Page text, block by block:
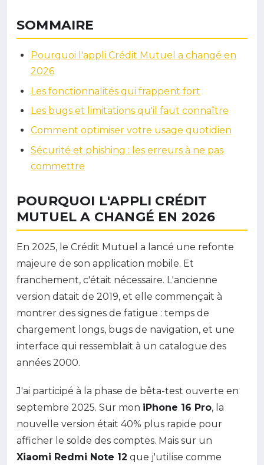
SOMMAIRE
Pourquoi l'appli Crédit Mutuel a changé en
2026
Les fonctionnalités qui frappent fort
Les bugs et limitations qu'il faut connaître
Comment optimiser votre usage quotidien
Sécurité et phishing : les erreurs à ne pas
commettre
POURQUOI L'APPLI CRÉDIT
MUTUEL A CHANGÉ EN 2026
En 2025, le Crédit Mutuel a lancé une refonte
majeure de son application mobile. Et
franchement, c'était nécessaire. L'ancienne
version datait de 2019, et elle commençait à
montrer des signes de fatigue : temps de
chargement longs, bugs de navigation, et une
interface qui ressemblait à un catalogue des
années 2000.
J'ai participé à la phase de bêta-test ouverte en
septembre 2025. Sur mon iPhone 16 Pro, la
nouvelle version était 40% plus rapide pour
afficher le solde des comptes. Mais sur un
Xiaomi Redmi Note 12 que j'utilise comme